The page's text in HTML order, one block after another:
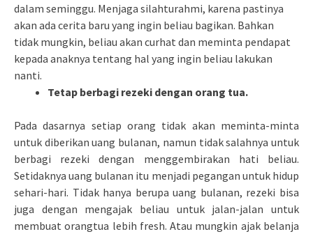
dalam seminggu. Menjaga silahturahmi, karena pastinya
akan ada cerita baru yang ingin beliau bagikan. Bahkan
tidak mungkin, beliau akan curhat dan meminta pendapat
kepada anaknya tentang hal yang ingin beliau lakukan
nanti.
Tetap berbagi rezeki dengan orang tua.
Pada dasarnya setiap orang tidak akan meminta-minta
untuk diberikan uang bulanan, namun tidak salahnya untuk
berbagi rezeki dengan menggembirakan hati beliau.
Setidaknya uang bulanan itu menjadi pegangan untuk hidup
sehari-hari. Tidak hanya berupa uang bulanan, rezeki bisa
juga dengan mengajak beliau untuk jalan-jalan untuk
membuat orangtua lebih fresh. Atau mungkin ajak belanja